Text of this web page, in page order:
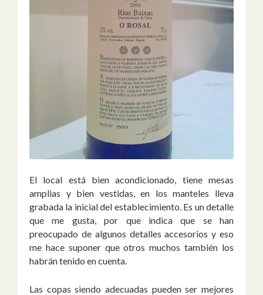
El local está bien acondicionado, tiene mesas
amplias y bien vestidas, en los manteles lleva
grabada la inicial del establecimiento. Es un detalle
que me gusta, por que indica que se han
preocupado de algunos detalles accesorios y eso
me hace suponer que otros muchos también los
habrán tenido en cuenta.
Las copas siendo adecuadas pueden ser mejores